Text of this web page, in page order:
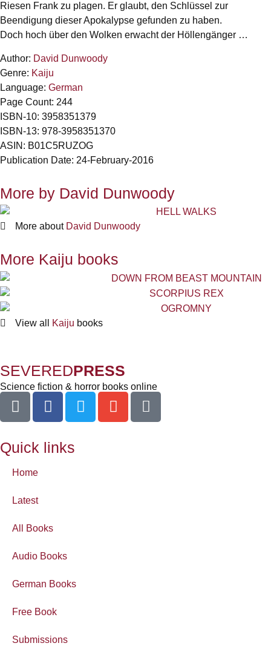
Riesen Frank zu plagen. Er glaubt, den Schlüssel zur
Beendigung dieser Apokalypse gefunden zu haben.
Doch hoch über den Wolken erwacht der Höllengänger …
Author: David Dunwoody
Genre: Kaiju
Language: German
Page Count: 244
ISBN-10: 3958351379
ISBN-13: 978-3958351370
ASIN: B01C5RUZOG
Publication Date: 24-February-2016
More by David Dunwoody
More about David Dunwoody
More Kaiju books
View all Kaiju books
SEVEREDPRESS
Science fiction & horror books online
Quick links
Home
Latest
All Books
Audio Books
German Books
Free Book
Submissions